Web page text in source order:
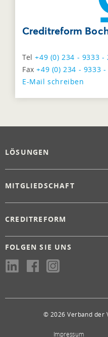
Creditreform
Tel+49 (0) 234 - 9333 -
Fax+49 (0) 234 - 9333 -
E-Mail schreiben
LÖSUNGEN
MITGLIEDSCHAFT
CREDITREFORM
FOLGEN SIE UNS
© 2026 Verband der
Impressum